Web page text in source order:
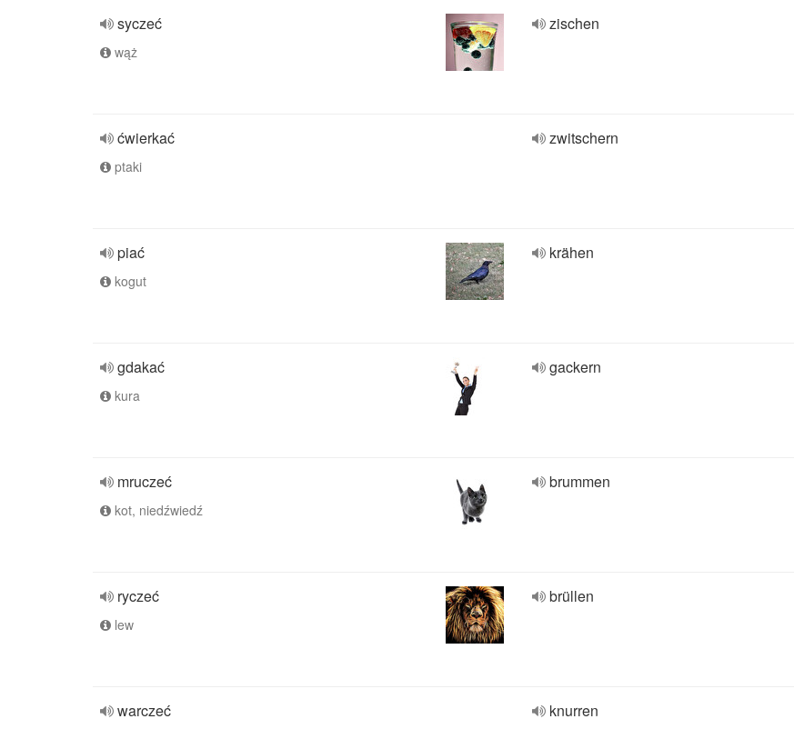
syczeć
wąż
zischen
ćwierkać
ptaki
zwitschern
piać
kogut
krähen
gdakać
kura
gackern
mruczeć
kot, niedźwiedź
brummen
ryczeć
lew
brüllen
warczeć knurren